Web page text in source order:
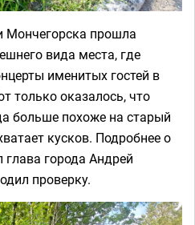
Мончегорска прошла
вида места, где
именитых гостей в
только оказалось, что
больше похоже на старый
кусков. Подробнее о
глава города Андрей
проверку.